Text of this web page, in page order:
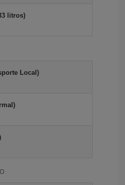
litros)
Local)